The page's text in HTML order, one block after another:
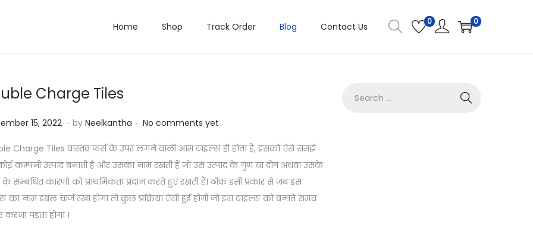
Home Shop Track Order Blog Contact Us 0 0
Charge Tiles
on 15, 2022 M
h
1
0
. by Neelkantha . No comments yet
Charge Tiles वास्तव फर्स के उपर लगने वाली आम टाइल्स ही होता हैं, इसको ऐसे समझे
कम्पनी उत्पाद बनाती है और उसका नाम रखती हैं जो उस उत्पाद के ग़ुण या दोष अथवा उसके
सम्बंधित कारणो को प्राथमिकता प्रदान करते हुए रखती हैं। ठीक इसी प्रकार से जब इस
का नाम डबल चार्ज रखा होगा तो कुछ प्रक्रिया ऐसी हुई होगी जो इस टाइल्स को बनाते समय
करना पडता होगा ।